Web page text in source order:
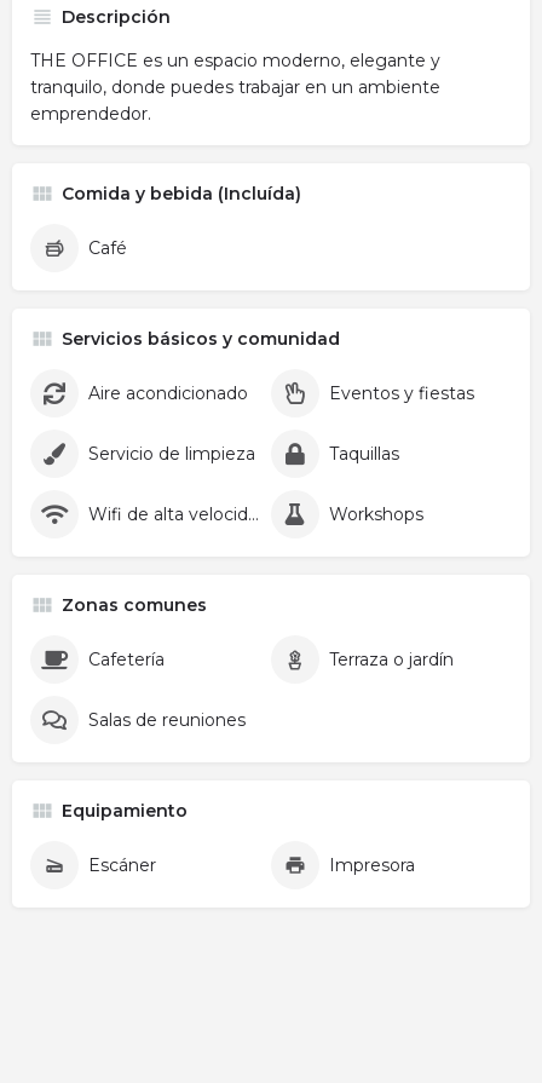
Descripción
THE OFFICE es un espacio moderno, elegante y
tranquilo, donde puedes trabajar en un ambiente
emprendedor.
Comida y bebida (Incluída)
Café
Servicios básicos y comunidad
Aire acondicionado Eventos y fiestas
Servicio de limpieza Taquillas
Wifi de alta velocidad Workshops
Zonas comunes
Cafetería Terraza o jardín
Salas de reuniones
Equipamiento
Escáner Impresora